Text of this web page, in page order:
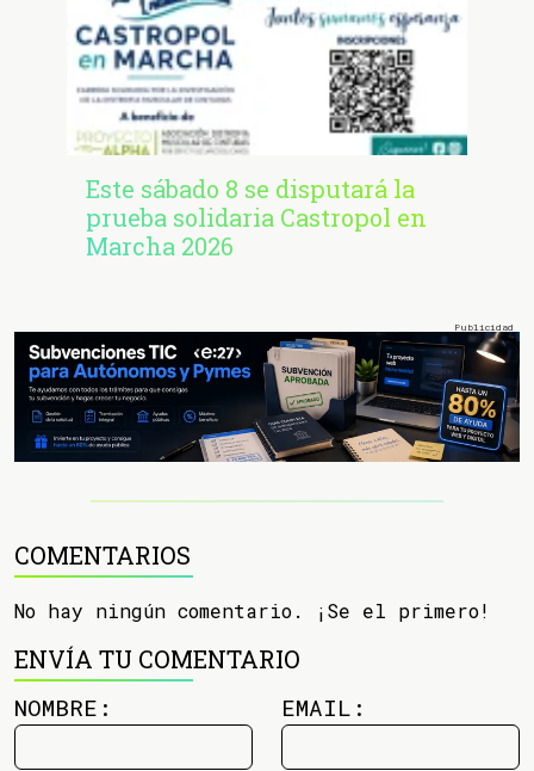
Este sábado 8 se disputará la
prueba solidaria Castropol en
Marcha 2026
COMENTARIOS
No hay ningún comentario. ¡Se el primero!
ENVÍA TU COMENTARIO
NOMBRE: EMAIL: